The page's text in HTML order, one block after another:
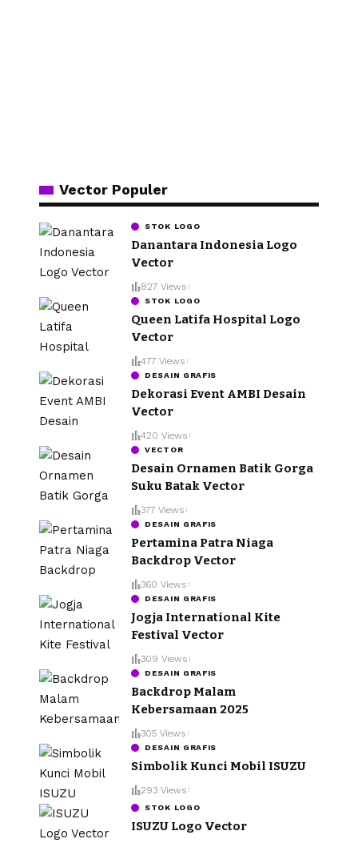
Vector Populer
STOK LOGO
Danantara Indonesia Logo
Vector
827 Views
STOK LOGO
Queen Latifa Hospital Logo
Vector
477 Views
DESAIN GRAFIS
Dekorasi Event AMBI Desain
Vector
420 Views
VECTOR
Desain Ornamen Batik Gorga
Suku Batak Vector
377 Views
DESAIN GRAFIS
Pertamina Patra Niaga
Backdrop Vector
360 Views
DESAIN GRAFIS
Jogja International Kite
Festival Vector
309 Views
DESAIN GRAFIS
Backdrop Malam
Kebersamaan 2025
305 Views
DESAIN GRAFIS
Simbolik Kunci Mobil ISUZU
293 Views
STOK LOGO
ISUZU Logo Vector